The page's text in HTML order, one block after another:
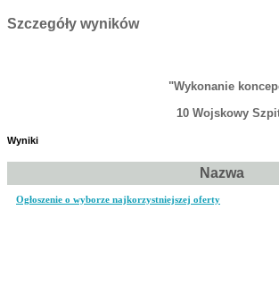
Szczegóły wyników
"Wykonanie
10 Wojskowy
Wyniki
Nazwa
Ogłoszenie o wyborze najkorzystniejszej oferty